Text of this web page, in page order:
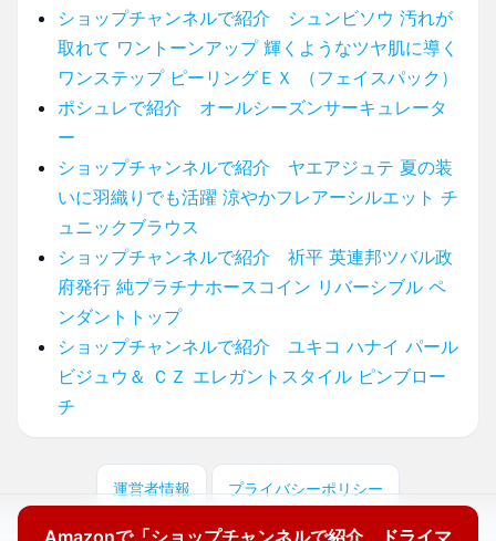
ショップチャンネルで紹介 シュンビソウ 汚れが
取れて ワントーンアップ 輝くようなツヤ肌に導く
ワンステップ ピーリングＥＸ （フェイスパック）
ポシュレで紹介 オールシーズンサーキュレータ
ー
ショップチャンネルで紹介 ヤエアジュテ 夏の装
いに羽織りでも活躍 涼やかフレアーシルエット チ
ュニックブラウス
ショップチャンネルで紹介 祈平 英連邦ツバル政
府発行 純プラチナホースコイン リバーシブル ペ
ンダントトップ
ショップチャンネルで紹介 ユキコ ハナイ パール
ビジュウ＆ ＣＺ エレガントスタイル ピンブロー
チ
Amazonで「ショップチャンネルで紹介 ドライマ
運営者情報 プライバシーポリシー